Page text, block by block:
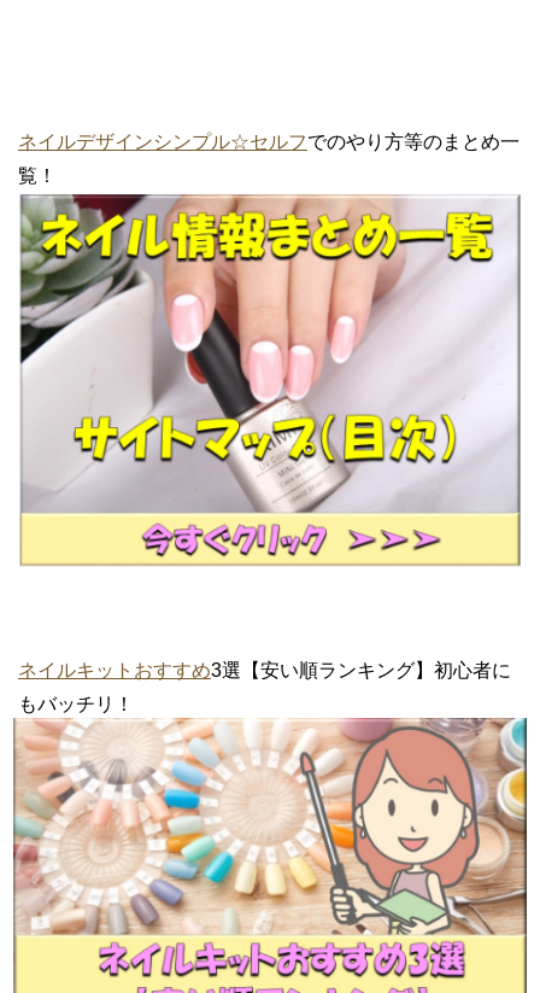
ネイルデザインシンプル☆セルフでのやり方等のまとめ一
覧！
ネイルキットおすすめ3選【安い順ランキング】初心者に
もバッチリ！